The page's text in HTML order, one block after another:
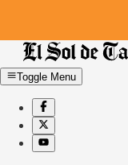
Toggle Menu